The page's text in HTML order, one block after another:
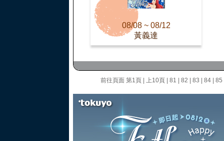
08/08 ~ 08/12
黃義達
前往頁面 第1頁 上10頁 81 82 83 84 85